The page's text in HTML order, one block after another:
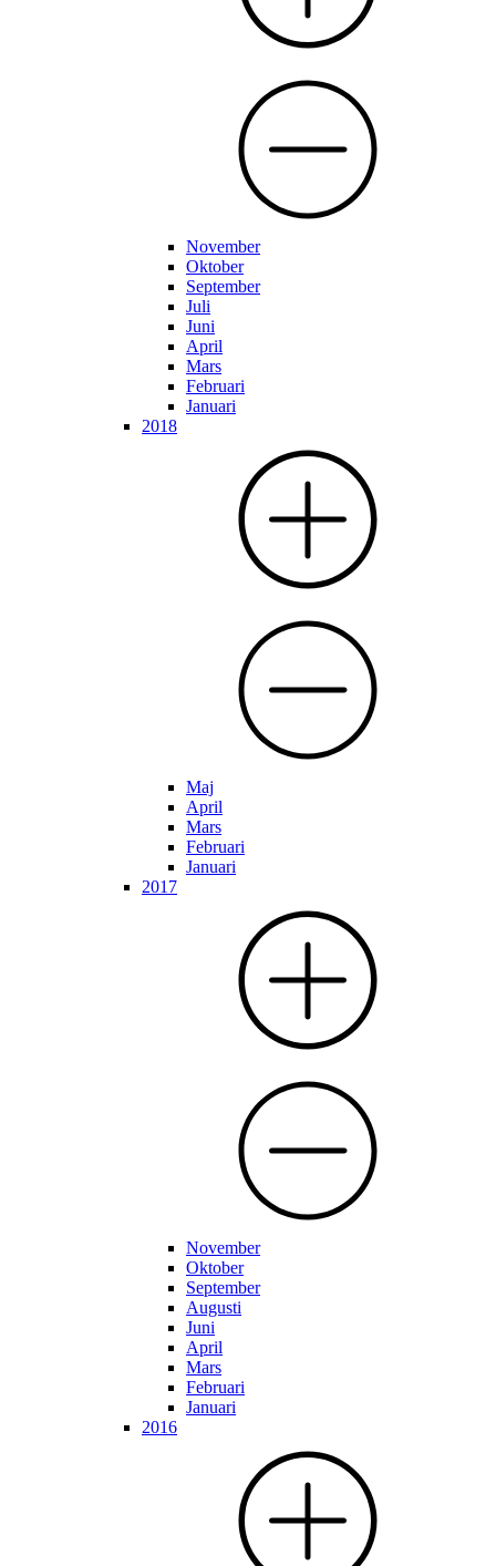
November
Oktober
September
Juli
Juni
April
Mars
Februari
Januari
2018
Maj
April
Mars
Februari
Januari
2017
November
Oktober
September
Augusti
Juni
April
Mars
Februari
Januari
2016